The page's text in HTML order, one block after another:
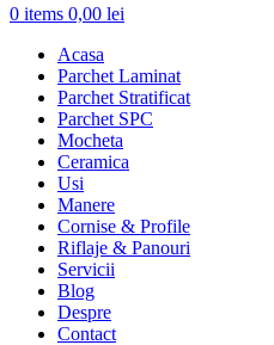
0 items 0,00 lei
Acasa
Parchet Laminat
Parchet Stratificat
Parchet SPC
Mocheta
Ceramica
Usi
Manere
Cornise & Profile
Riflaje & Panouri
Servicii
Blog
Despre
Contact